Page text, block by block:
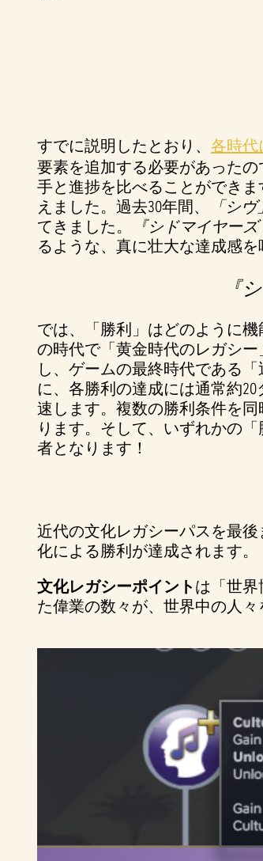
すでに説明したとおり、 各時代
要素を追加する必要があった
手と進捗を比べることができ
えました。過去30年間、
「シヴ
てきました。
『シドマイヤー
るような、真に壮大な達成感
『
では、「勝利」はどのように
の時代で「黄金時代のレガシ
し、ゲームの最終時代である
に、各勝利の達成には通常約
速します。複数の勝利条件を
ります。そして、いずれかの
者となります！
近代の文化レガシーパスを最
化による勝利が達成されます。
文化レガシーポイントは「世
た偉業の数々が、世界中の人